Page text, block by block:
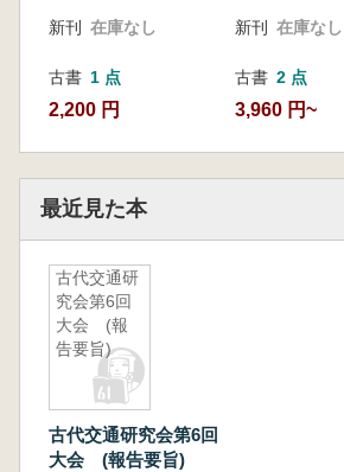
新刊 在庫なし
古書 1 点
2,200 円
新刊 在庫なし
古書 2 点
3,960 円~
最近見た本
古代交通研
究会第6回
大会 (報
告要旨)
古代交通研究会第6回
大会 (報告要旨)